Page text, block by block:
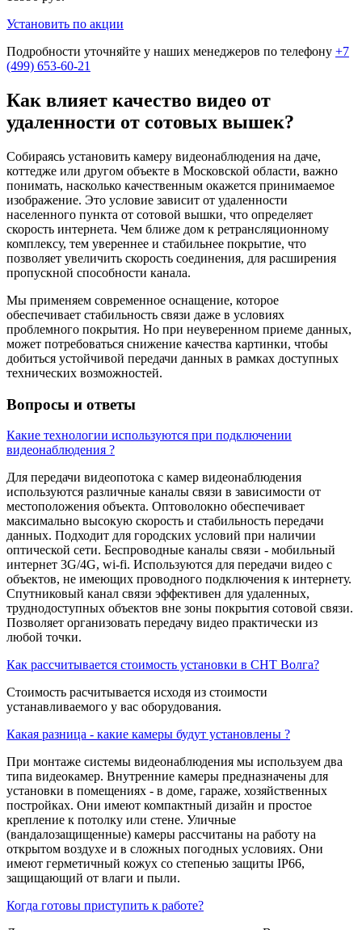
Установить по акции
Подробности уточняйте у наших менеджеров по телефону +7
(499) 653-60-21
Как влияет качество видео от
удаленности от сотовых вышек?
Собираясь установить камеру видеонаблюдения на даче,
коттедже или другом объекте в Московской области, важно
понимать, насколько качественным окажется принимаемое
изображение. Это условие зависит от удаленности
населенного пункта от сотовой вышки, что определяет
скорость интернета. Чем ближе дом к ретрансляционному
комплексу, тем увереннее и стабильнее покрытие, что
позволяет увеличить скорость соединения, для расширения
пропускной способности канала.
Мы применяем современное оснащение, которое
обеспечивает стабильность связи даже в условиях
проблемного покрытия. Но при неуверенном приеме данных,
может потребоваться снижение качества картинки, чтобы
добиться устойчивой передачи данных в рамках доступных
технических возможностей.
Вопросы и ответы
Какие технологии используются при подключении
видеонаблюдения ?
Для передачи видеопотока с камер видеонаблюдения
используются различные каналы связи в зависимости от
местоположения объекта. Оптоволокно обеспечивает
максимально высокую скорость и стабильность передачи
данных. Подходит для городских условий при наличии
оптической сети. Беспроводные каналы связи - мобильный
интернет 3G/4G, wi-fi. Используются для передачи видео с
объектов, не имеющих проводного подключения к интернету.
Спутниковый канал связи эффективен для удаленных,
труднодоступных объектов вне зоны покрытия сотовой связи.
Позволяет организовать передачу видео практически из
любой точки.
Как рассчитывается стоимость установки в СНТ Волга?
Стоимость расчитывается исходя из стоимости
устанавливаемого у вас оборудования.
Какая разница - какие камеры будут установлены ?
При монтаже системы видеонаблюдения мы используем два
типа видеокамер. Внутренние камеры предназначены для
установки в помещениях - в доме, гараже, хозяйственных
постройках. Они имеют компактный дизайн и простое
крепление к потолку или стене. Уличные
(вандалозащищенные) камеры рассчитаны на работу на
открытом воздухе и в сложных погодных условиях. Они
имеют герметичный кожух со степенью защиты IP66,
защищающий от влаги и пыли.
Когда готовы приступить к работе?